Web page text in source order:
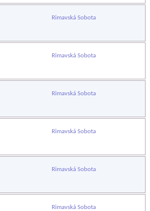
Rimavská Sobota
Rimavská Sobota
Rimavská Sobota
Rimavská Sobota
Rimavská Sobota
Rimavská Sobota